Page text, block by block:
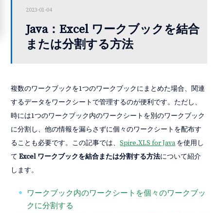
2023-01-04
Java：Excel ワークブックを結合
または分割する方法
複数のワークブックを1つのワークブックにまとめた場合、関連
するデータをワークシートで管理するのが便利です。ただし、
時には1つのワークブック内のワークシートを別のワークブック
に分割し、他の情報を漏らさずに個々のワークシートを配布す
ることも必要です。この記事では、Spire.XLS for Javaを使用し
てExcel ワークブックを結合または分割する方法について紹介
します。
ワークブック内のワークシートを個々のワークブッ
クに分割する